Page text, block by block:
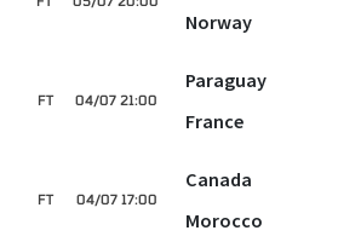
Norway
04/07 21:00
FT
Paraguay
France
04/07 17:00
FT
Canada
Morocco